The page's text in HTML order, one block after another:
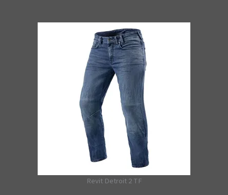
Revit Detroit 2 TF